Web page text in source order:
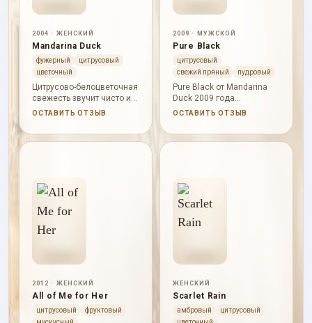
2004 · ЖЕНСКИЙ
Mandarina Duck
фужерный
цитрусовый
цветочный
Цитрусово-белоцветочная
свежесть звучит чисто и
мягко, а белый перец
искру.
ОСТАВИТЬ ОТЗЫВ
2009 · МУЖСКОЙ
Pure Black
цитрусовый
свежий пряный
пудровый
Pure Black от Mandarina
Duck 2009 года
раскрывается через
цитрусовая свежесть,
сладкое тепло. В начале
тиаре, африканский
апельсиновый цвет; база
держит ваниль, сандал,
вирджинский кедр.
звучит цельно,
резкого нажима.
ОСТАВИТЬ ОТЗЫВ
2012 · ЖЕНСКИЙ
All of Me for Her
цитрусовый
фруктовый
ЖЕНСКИЙ
Scarlet Rain
амбровый
цитрусовый